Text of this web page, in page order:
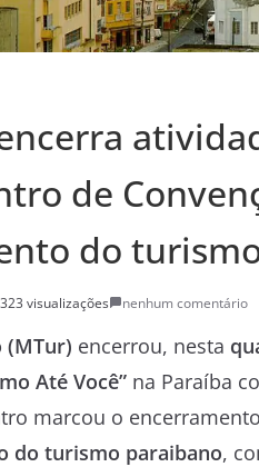
de
do
323 visualizações nenhum comentário
encerrou, nesta
Até Você” na Paraíba
marcou o
do turismo paraibano,